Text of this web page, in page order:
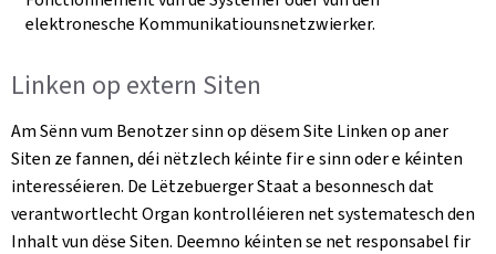
elektronesche Kommunikatiounsnetzwierker.
Linken op extern Siten
Am Sënn vum Benotzer sinn op dësem Site Linken op aner
Siten ze fannen, déi nëtzlech kéinte fir e sinn oder e kéinten
interesséieren. De Lëtzebuerger Staat a besonnesch dat
verantwortlecht Organ kontrolléieren net systematesch den
Inhalt vun dëse Siten. Deemno kéinten se net responsabel fir